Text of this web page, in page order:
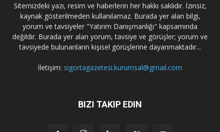
Sitemizdeki yazı, resim ve haberlerin her hakkı saklıdır. İzinsiz,
kaynak gösterilmeden kullanılamaz. Burada yer alan bilgi,
yorum ve tavsiyeler "Yatırım Danışmanlığı" kapsamında
değildir. Burada yer alan yorum, tavsiye ve görüşler; yorum ve
tavsiyede bulunanların kişisel görüşlerine dayanmaktadır...
İletişim: sigortagazetesi.kurumsal@gmail.com
BIZI TAKIP EDIN